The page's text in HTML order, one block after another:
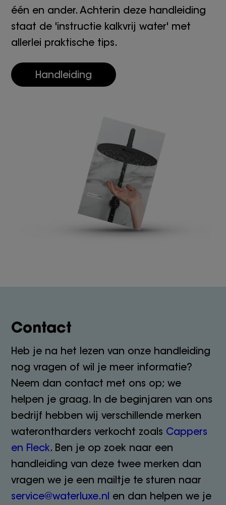
één en ander. Achterin deze handleiding
staat de 'instructie kalkvrij water' met
allerlei praktische tips.
Handleiding
Contact
Heb je na het lezen van onze handleiding
nog vragen of wil je meer informatie?
Neem dan contact met ons op; we
helpen je graag. In de beginjaren van ons
bedrijf hebben wij verschillende merken
waterontharders verkocht zoals Cappers
en Fleck. Ben je op zoek naar een
handleiding van deze twee merken dan
vragen we je een mailtje te sturen naar
service@waterluxe.nl en dan helpen we je